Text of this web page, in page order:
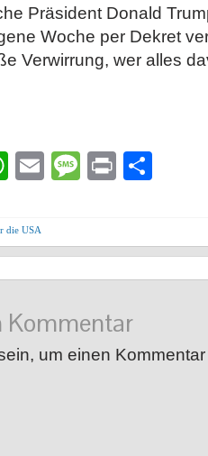
Präsident Donald
Woche per Dekret
Verwirrung, wer alles
WhatsApp
EmailMessage
Print
die USA
Kommentar
um einen